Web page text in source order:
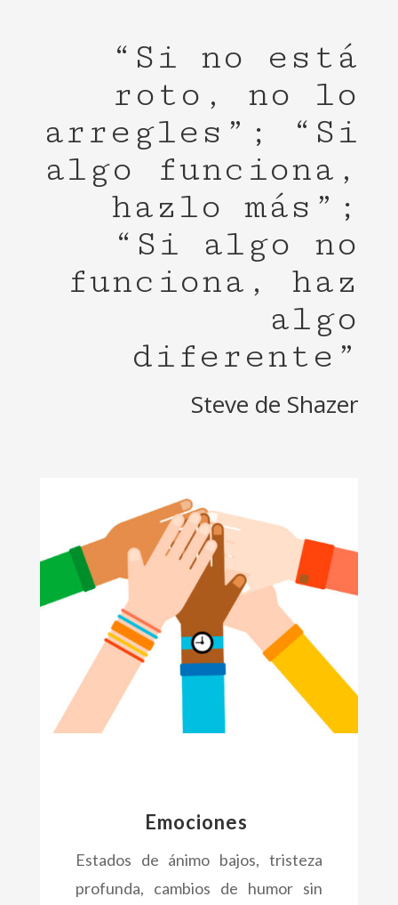
“Si no está
roto, no lo
arregles”; “Si
algo funciona,
hazlo más”;
“Si algo no
funciona, haz
algo
diferente”
Steve de Shazer
Emociones
Estados de ánimo bajos, tristeza
profunda, cambios de humor sin